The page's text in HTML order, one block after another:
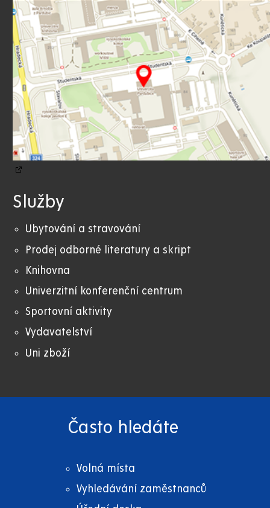
Služby
Ubytování a stravování
Prodej odborné literatury a skript
Knihovna
Univerzitní konferenční centrum
Sportovní aktivity
Vydavatelství
Uni zboží
Často hledáte
Volná místa
Vyhledávání zaměstnanců